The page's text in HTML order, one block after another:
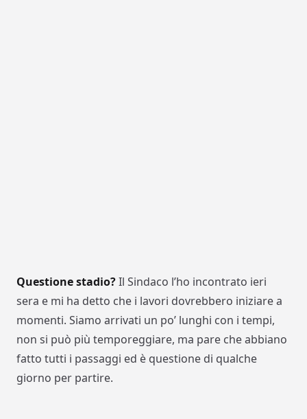
Questione stadio?Il Sindaco l’ho incontrato ieri
sera e mi ha detto che i lavori dovrebbero iniziare a
momenti. Siamo arrivati un po’ lunghi con i tempi,
non si può più temporeggiare, ma pare che abbiano
fatto tutti i passaggi ed è questione di qualche
giorno per partire.